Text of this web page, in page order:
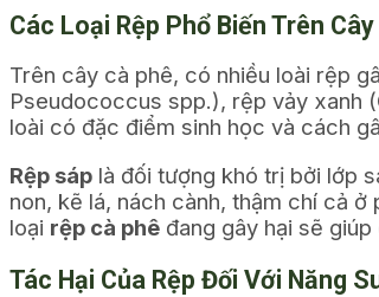
Các Loại Rệp Phổ Biến Trên
Trên cây cà phê, có nhiều loài rệp
Pseudococcus spp.), rệp vảy xanh
loài có đặc điểm sinh học và cách
Rệp sáp là đối tượng khó trị bởi lớp
non, kẽ lá, nách cành, thậm chí cả
loại rệp cà phê đang gây hại sẽ
Tác Hại Của Rệp Đối Với Năng